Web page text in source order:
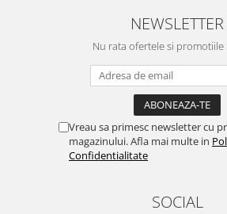
NEWSLETTER
Nu rata ofertele si
Vreau sa primesc newsletter cu
magazinului. Afla mai multe in
Confidentialitate
SOCIAL